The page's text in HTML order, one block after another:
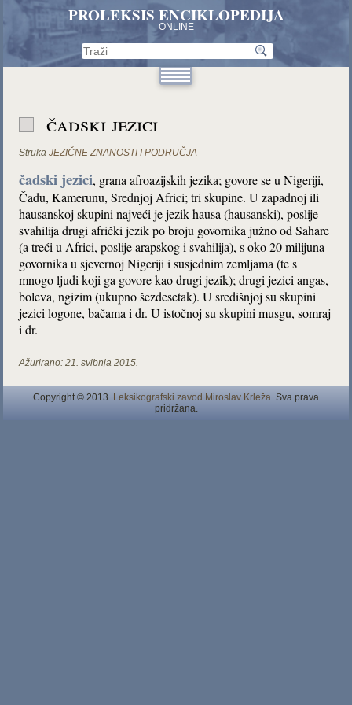
PROLEKSIS ENCIKLOPEDIJA
ONLINE
čadski jezici
Struka JEZIČNE ZNANOSTI I PODRUČJA
čadski jezici, grana afroazijskih jezika; govore se u Nigeriji,
Čadu, Kamerunu, Srednjoj Africi; tri skupine. U zapadnoj ili
hausanskoj skupini najveći je jezik hausa (hausanski), poslije
svahilija drugi afrički jezik po broju govornika južno od Sahare
(a treći u Africi, poslije arapskog i svahilija), s oko 20 milijuna
govornika u sjevernoj Nigeriji i susjednim zemljama (te s
mnogo ljudi koji ga govore kao drugi jezik); drugi jezici angas,
boleva, ngizim (ukupno šezdesetak). U središnjoj su skupini
jezici logone, bačama i dr. U istočnoj su skupini musgu, somraj
i dr.
Ažurirano: 21. svibnja 2015.
Copyright © 2013. Leksikografski zavod Miroslav Krleža. Sva prava
pridržana.